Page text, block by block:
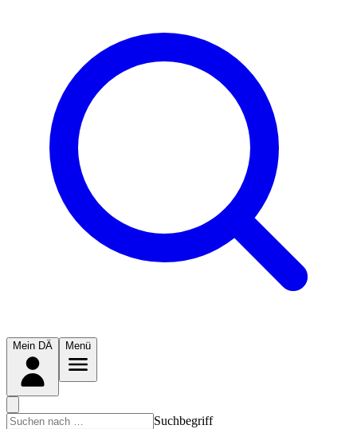
Mein DÄ Menü
Suchbegriff